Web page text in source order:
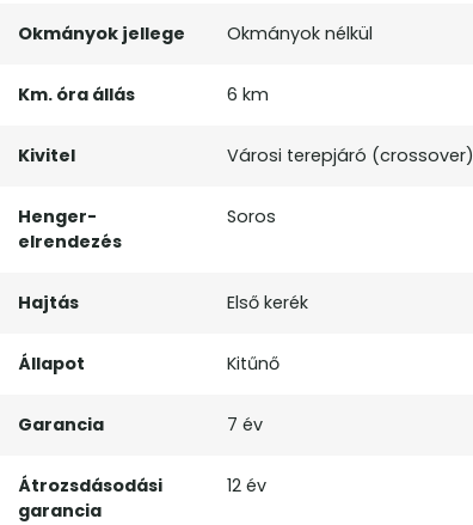
Okmányok jellege Okmányok nélkül
Km. óra állás 6 km
Kivitel Városi terepjáró (crossover)
Henger-
elrendezés
Soros
Hajtás Első kerék
Állapot Kitűnő
Garancia 7 év
Átrozsdásodási
garancia
12 év